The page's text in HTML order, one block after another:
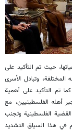
حيث تم التأكيد على
المختلفة، وتبادل الأسرى
تم التأكيد على أهمية
أهله الفلسطينيين، مع
الفلسطينية وتجنب
في هذا السياق التشديد